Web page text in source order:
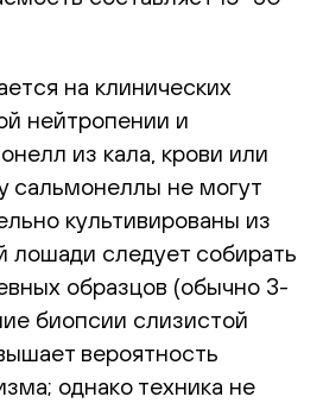
на клинических
нейтропении и
из кала, крови или
сальмонеллы не могут
культивированы из
лошади следует собирать
образцов (обычно 3-
биопсии слизистой
вероятность
однако техника не